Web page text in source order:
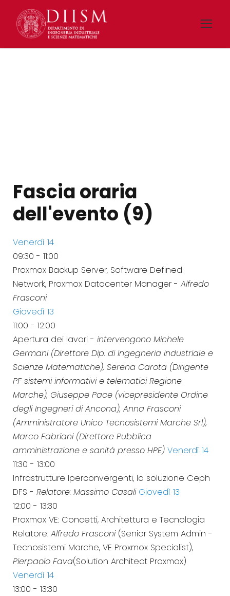
Fascia oraria
dell'evento (9)
Venerdì 14
09:30 - 11:00
Proxmox Backup Server, Software Defined
Network, Proxmox Datacenter Manager - Alfredo
Frasconi
Giovedì 13
11:00 - 12:00
Apertura dei lavori - intervengono Michele
Germani (Direttore Dip. di Ingegneria Industriale e
Scienze Matematiche), Serena Carota (Dirigente
PF sistemi informativi e telematici Regione
Marche), Giuseppe Pace (vicepresidente Ordine
degli Ingegneri di Ancona), Anna Frasconi
(Amministratore Unico Tecnosistemi Marche Srl),
Marco Fabriani (Direttore Pubblica
amministrazione e sanità presso HPE) Venerdì 14
11:30 - 13:00
Infrastrutture Iperconvergenti, la soluzione Ceph
DFS - Relatore: Massimo Casali Giovedì 13
12:00 - 13:30
Proxmox VE: Concetti, Architettura e Tecnologia
Relatore: Alfredo Frasconi(Senior System Admin -
Tecnosistemi Marche, VE Proxmox Specialist),
Pierpaolo Fava(Solution Architect Proxmox)
Venerdì 14
13:00 - 13:30